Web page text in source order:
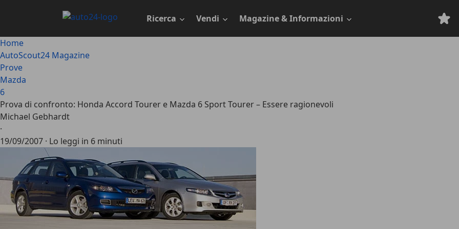
principale
Ricerca Vendi Magazine & Informazioni
Home
AutoScout24 Magazine
Prove
Mazda
6
Prova di confronto: Honda Accord Tourer e Mazda 6 Sport Tourer – Essere ragionevoli
Michael Gebhardt
·
19/09/2007 · Lo leggi in 6 minuti